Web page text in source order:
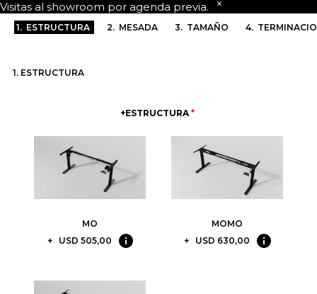
Visitas al showroom por agenda previa.
1. ESTRUCTURA 2. MESADA 3. TAMAÑO 4.
VER
1. ESTRUCTURA
+ESTRUCTURA *
MO
+
USD 505,00
MOMO
+
USD 630,00